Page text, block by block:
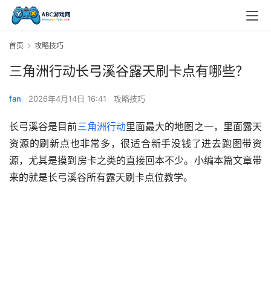
首页 攻略技巧
三角洲行动长弓溪谷露天刷卡点有哪些？
fan 2026年4月14日 16:41 攻略技巧
长弓溪谷是目前三角洲行动里面最大的地图之一，里面露天
资源的刷新点也非常多，很适合新手没钱了进去跑图带资
源，尤其是摸到房卡之类的直接回本不少。小编本篇文章带
来的就是长弓溪谷所有露天刷卡点位教学。